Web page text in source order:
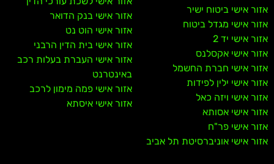
אזור אישי ביטוח ישיר
אזור אישי מגדל ביטוח
אזור אישי יד 2
אזור אישי אקסלנס
אזור אישי חברת החשמל
אזור אישי ילין לפידות
אזור אישי ויזה כאל
אזור אישי אסותא
אזור אישי פר"ח
אזור אישי אוניברסיטת תל אביב
אזור אישי בנק הדואר
אזור אישי הוט נט
אזור אישי בית הדין הרבני
אזור אישי העברת בעלות רכב
באינטרנט
אזור אישי פמה מימון לרכב
אזור אישי איסתא